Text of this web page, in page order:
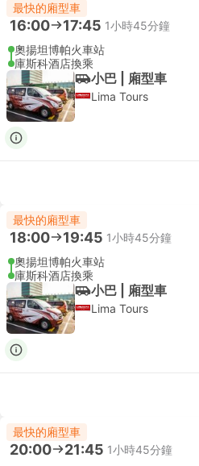
最快的廂型車
16:00 17:45 1小時45分鐘
奧揚坦博帕火車站
庫斯科酒店換乘
小巴 | 廂型車
Lima Tours
最快的廂型車
18:00 19:45 1小時45分鐘
奧揚坦博帕火車站
庫斯科酒店換乘
小巴 | 廂型車
Lima Tours
最快的廂型車
20:00 21:45 1小時45分鐘